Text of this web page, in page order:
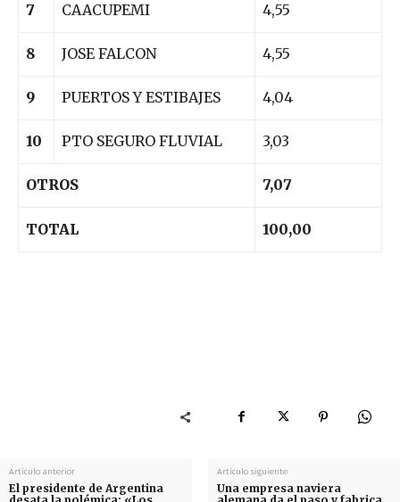
7 CAACUPEMI 4,55
8 JOSE FALCON 4,55
9 PUERTOS Y ESTIBAJES 4,04
10 PTO SEGURO FLUVIAL 3,03
OTROS 7,07
TOTAL 100,00
Artículo anterior
El presidente de Argentina
Artículo siguiente
Una empresa naviera